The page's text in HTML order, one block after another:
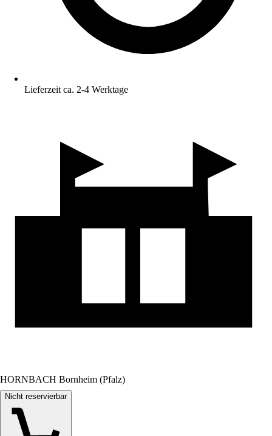
Lieferzeit ca. 2-4 Werktage
HORNBACH Bornheim (Pfalz)
Nicht reservierbar